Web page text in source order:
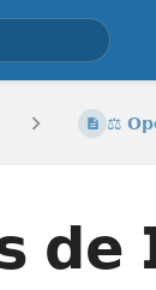
⚖️
𝗱𝗲